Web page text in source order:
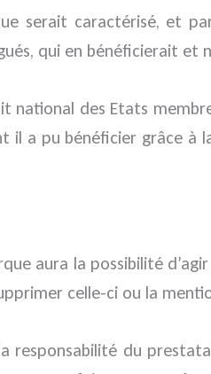
serait caractérisé, et
qui en bénéficierait
national des Etats
a pu bénéficier grâce
aura la possibilité
celle-ci ou la
du